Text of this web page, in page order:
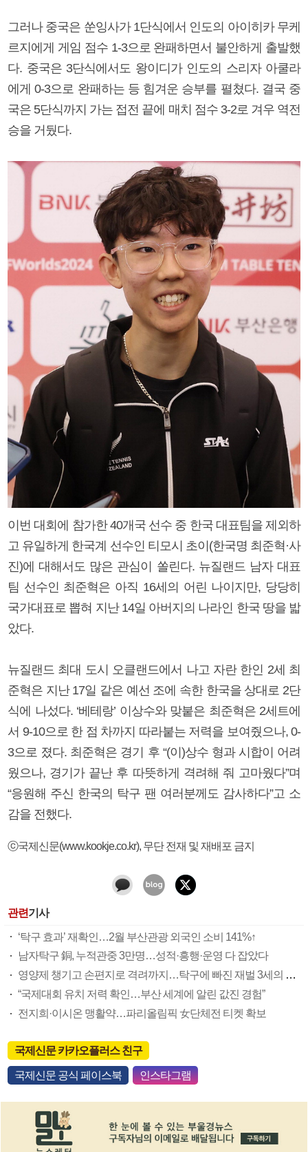
그러나 중국은 쑨잉사가 1단식에서 인도의 아이히카 무케
르지에게 게임 점수 1-3으로 완패하면서 불안하게 출발했
다. 중국은 3단식에서도 왕이디가 인도의 스리자 아쿨라
에게 0-3으로 완패하는 등 힘겨운 승부를 펼쳤다. 결국 중
국은 5단식까지 가는 접전 끝에 매치 점수 3-2로 겨우 역전
승을 거뒀다.
이번 대회에 참가한 40개국 선수 중 한국 대표팀을 제외하
고 유일하게 한국계 선수인 티모시 초이(한국명 최준혁·사
진)에 대해서도 많은 관심이 쏠린다. 뉴질랜드 남자 대표
팀 선수인 최준혁은 아직 16세의 어린 나이지만, 당당히
국가대표로 뽑혀 지난 14일 아버지의 나라인 한국 땅을 밟
았다.
뉴질랜드 최대 도시 오클랜드에서 나고 자란 한인 2세 최
준혁은 지난 17일 같은 예선 조에 속한 한국을 상대로 2단
식에 나섰다. ‘베테랑’ 이상수와 맞붙은 최준혁은 2세트에
서 9-10으로 한 점 차까지 따라붙는 저력을 보여줬으나, 0-
3으로 졌다. 최준혁은 경기 후 “(이)상수 형과 시합이 어려
웠으나, 경기가 끝난 후 따뜻하게 격려해 줘 고마웠다”며
“응원해 주신 한국의 탁구 팬 여러분께도 감사하다”고 소
감을 전했다.
ⓒ국제신문(www.kookje.co.kr), 무단 전재 및 재배포 금지
관련기사
‘탁구 효과’ 재확인…2월 부산관광 외국인 소비 141%↑
남자탁구 銅, 누적관중 3만명…성적·흥행·운영 다 잡았다
영양제 챙기고 손편지로 격려까지…탁구에 빠진 재벌 3세의 숨은 조력
“국제대회 유치 저력 확인…부산 세계에 알린 값진 경험”
전지희·이시온 맹활약…파리올림픽 女단체전 티켓 확보
국제신문 카카오플러스 친구
국제신문 공식 페이스북 인스타그램